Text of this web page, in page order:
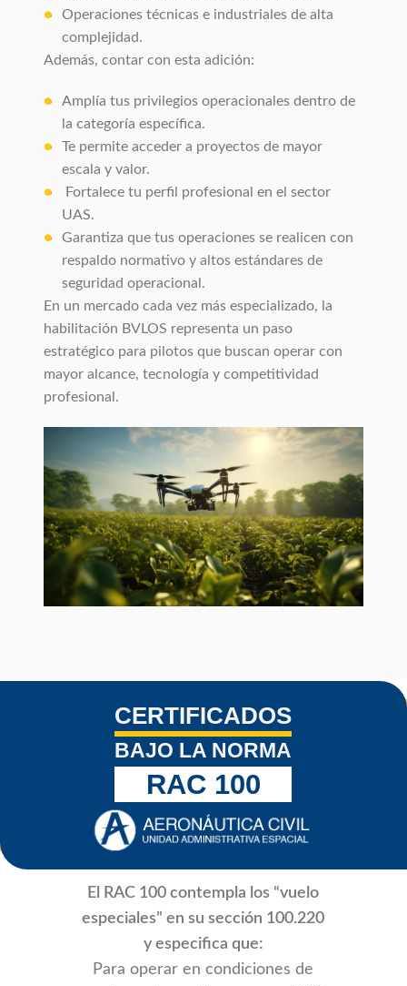
Operaciones técnicas e industriales de alta
complejidad.
Además, contar con esta adición:
Amplía tus privilegios operacionales dentro de
la categoría específica.
Te permite acceder a proyectos de mayor
escala y valor.
Fortalece tu perfil profesional en el sector
UAS.
Garantiza que tus operaciones se realicen con
respaldo normativo y altos estándares de
seguridad operacional.
En un mercado cada vez más especializado, la
habilitación BVLOS representa un paso
estratégico para pilotos que buscan operar con
mayor alcance, tecnología y competitividad
profesional.
CERTIFICADOS
BAJO LA NORMA
RAC 100
El RAC 100 contempla los “vuelo
especiales” en su sección 100.220
y especifica que:
Para operar en condiciones de